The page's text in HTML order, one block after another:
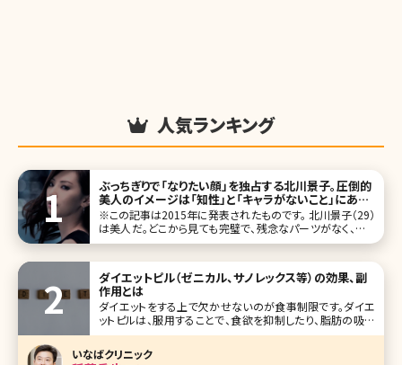
人気ランキング
ぶっちぎりで「なりたい顔」を独占する北川景子。圧倒的
美人のイメージは「知性」と「キャラがないこと」にあっ
た／北条かや
※この記事は2015年に発表されたものです。 北川景子（29）
は美人だ。どこから見ても完璧で、残念なパーツがなく、まる
で「美人のひな形」のようである。オリコンスタイルの（「女性
ダイエットピル（ゼニカル、サノレックス等）の効果、副
作用とは
ダイエットをする上で欠かせないのが食事制限です。ダイエ
ットピルは、服用することで、食欲を抑制したり、脂肪の吸収
を抑えることができ、痩せる体を作ることができるダイエット
方法です。今回は、ダイエットピルの種類やメリット、デメリット
いなばクリニック